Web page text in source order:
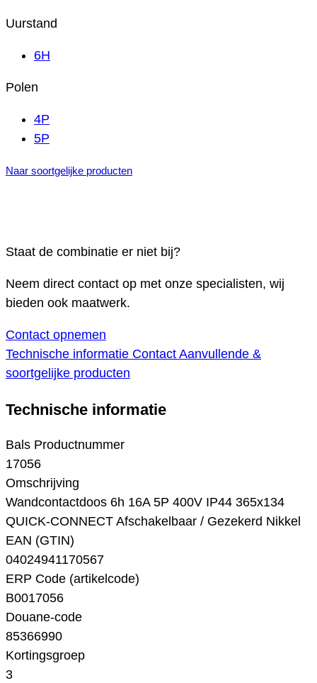
Uurstand
6H
Polen
4P
5P
Naar soortgelijke producten
Staat de combinatie er niet bij?
Neem direct contact op met onze specialisten, wij
bieden ook maatwerk.
Contact opnemen
Technische informatie Contact Aanvullende &
soortgelijke producten
Technische informatie
Bals Productnummer
17056
Omschrijving
Wandcontactdoos 6h 16A 5P 400V IP44 365x134
QUICK-CONNECT Afschakelbaar / Gezekerd Nikkel
EAN (GTIN)
04024941170567
ERP Code (artikelcode)
B0017056
Douane-code
85366990
Kortingsgroep
3